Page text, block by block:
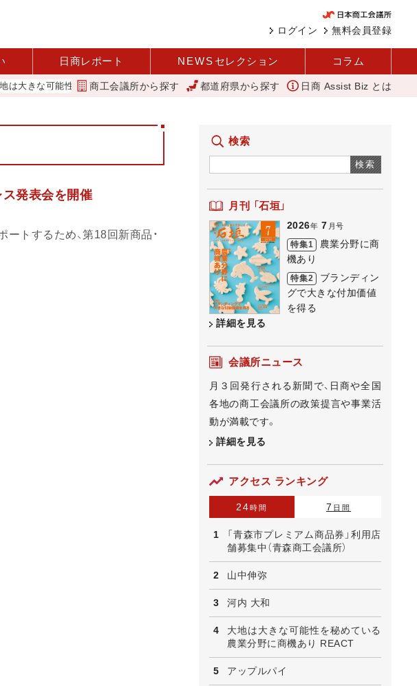
無料会員登録
ログイン
日商レポート NEWS セレクション コラム
きな可能性を秘めている 農業分野に商機あり REACT アップルパイ 外国人雇用状況を
商工会議所から探す 都道府県から探す 日商 Assist Biz とは
ス発表会を開催
ートするため、第18回新商品・
検索
検索
月刊 「石垣」
2026年 7 月号
特集1
農業分野に商
機あり
特集2
ブランディン
グで大きな付加価値
を得る
詳細を見る
会議所ニュース
月３回発行される新聞で、日商や全国
各地の商工会議所の政策提言や事業活
動が満載です。
詳細を見る
アクセス ランキング
24時間 7 日間
「青森市プレミアム商品券」利用店
舗募集中（青森商工会議所）
山中伸弥
河内 大和
大地は大きな可能性を秘めている
農業分野に商機あり REACT
アップルパイ